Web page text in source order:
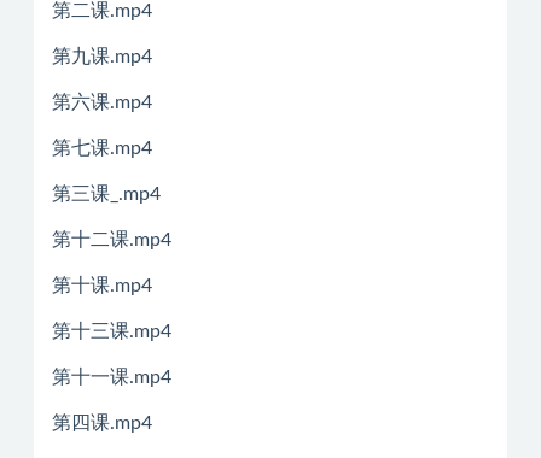
第二课.mp4
第九课.mp4
第六课.mp4
第七课.mp4
第三课_.mp4
第十二课.mp4
第十课.mp4
第十三课.mp4
第十一课.mp4
第四课.mp4